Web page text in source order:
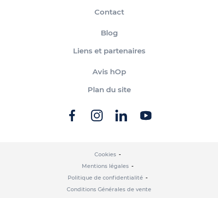
Contact
Blog
Liens et partenaires
Avis hOp
Plan du site
Cookies
Mentions légales
Politique de confidentialité
Conditions Générales de vente